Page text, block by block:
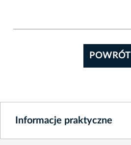
POWRÓT
Informacje praktyczne